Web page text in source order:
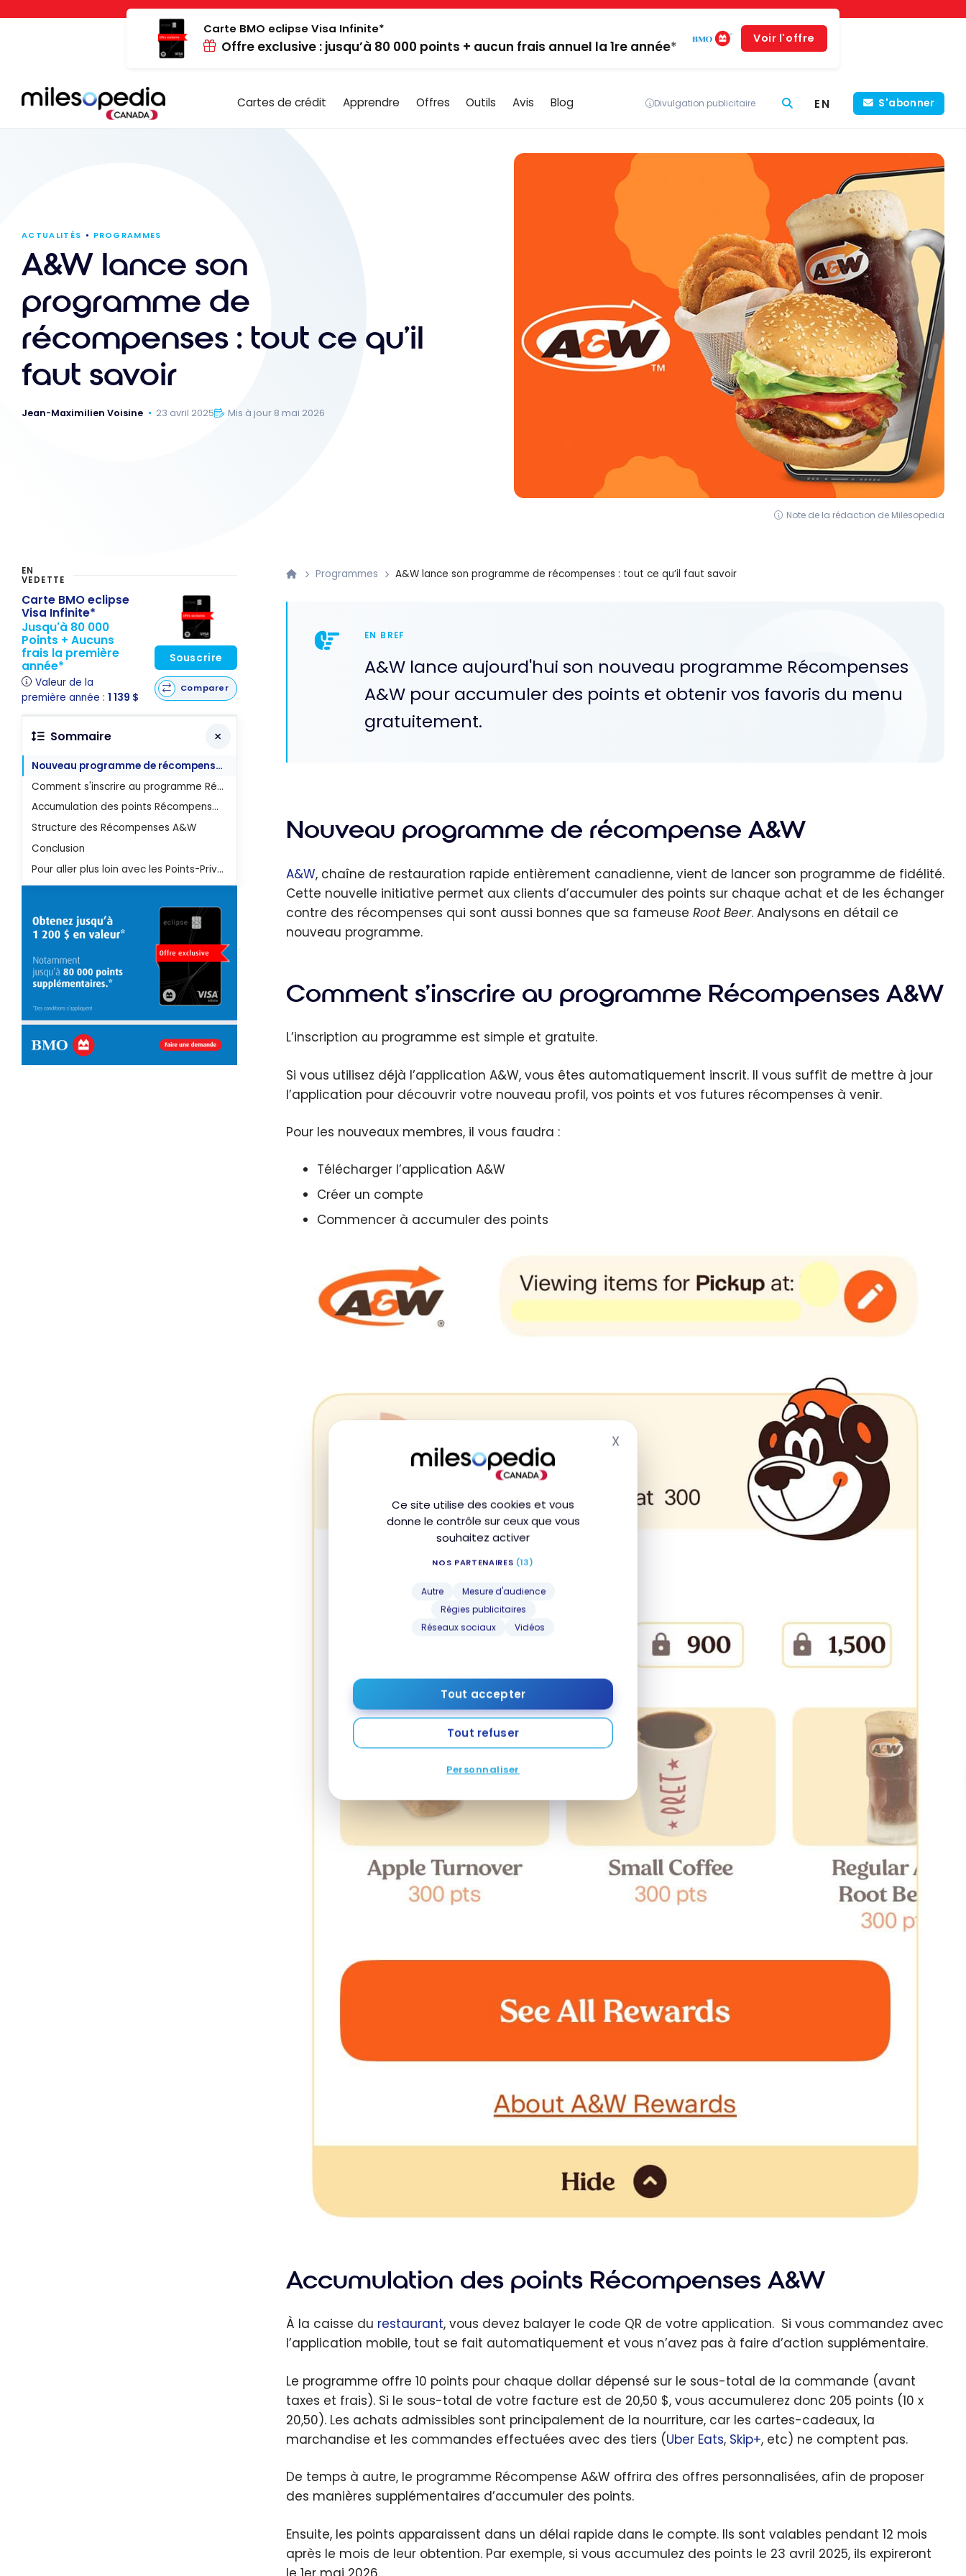
Panneau de gestion des cookies
Ce site utilise des cookies et vous
donne le contrôle sur ceux que vous
souhaitez activer
NOS PARTENAIRES (13)
Autre
Mesure d'audience
Régies publicitaires
Réseaux sociaux
Vidéos
Tout accepter
Tout refuser
Personnaliser
XMasquer le bandeau des cookies
Carte BMO eclipse Visa Infinite*
Offre exclusive : jusqu’à 80 000 points + aucun frais annuel la 1re année*
Voir l'offre
Cartes de crédit Apprendre Offres Outils Avis Blog Divulgation publicitaire EN S'abonner
ACTUALITÉS PROGRAMMES
A&W lance son
programme de
récompenses : tout ce qu’il
faut savoir
Jean-Maximilien Voisine 23 avril 2025 Mis à jour 8 mai 2026
Note de la rédaction de Milesopedia
Programmes A&W lance son programme de récompenses : tout ce qu’il faut savoir
EN BREF
A&W lance aujourd'hui son nouveau programme Récompenses
A&W pour accumuler des points et obtenir vos favoris du menu
gratuitement.
Nouveau programme de récompense A&W
A&W, chaîne de restauration rapide entièrement canadienne, vient de lancer son programme de fidélité.
Cette nouvelle initiative permet aux clients d’accumuler des points sur chaque achat et de les échanger
contre des récompenses qui sont aussi bonnes que sa fameuse Root Beer. Analysons en détail ce
nouveau programme.
Comment s’inscrire au programme Récompenses A&W
L’inscription au programme est simple et gratuite.
Si vous utilisez déjà l’application A&W, vous êtes automatiquement inscrit. Il vous suffit de mettre à jour
l’application pour découvrir votre nouveau profil, vos points et vos futures récompenses à venir.
Pour les nouveaux membres, il vous faudra :
Télécharger l’application A&W
Créer un compte
Commencer à accumuler des points
Accumulation des points Récompenses A&W
À la caisse du restaurant, vous devez balayer le code QR de votre application. Si vous commandez avec
l’application mobile, tout se fait automatiquement et vous n’avez pas à faire d’action supplémentaire.
Le programme offre 10 points pour chaque dollar dépensé sur le sous-total de la commande (avant
taxes et frais). Si le sous-total de votre facture est de 20,50 $, vous accumulerez donc 205 points (10 x
20,50). Les achats admissibles sont principalement de la nourriture, car les cartes-cadeaux, la
marchandise et les commandes effectuées avec des tiers (Uber Eats, Skip+, etc) ne comptent pas.
De temps à autre, le programme Récompense A&W offrira des offres personnalisées, afin de proposer
des manières supplémentaires d’accumuler des points.
Ensuite, les points apparaissent dans un délai rapide dans le compte. Ils sont valables pendant 12 mois
après le mois de leur obtention. Par exemple, si vous accumulez des points le 23 avril 2025, ils expireront
EN
VEDETTE
Carte BMO eclipse
Visa Infinite*
Jusqu'à 80 000
Points + Aucuns
frais la première
année*
Valeur de la
première année : 1 139 $
Souscrire
Comparer
Sommaire
Nouveau programme de récompense A&W
Comment s'inscrire au programme Récompenses A&W
Accumulation des points Récompenses A&W
Structure des Récompenses A&W
Conclusion
Pour aller plus loin avec les Points-Privilèges American Express